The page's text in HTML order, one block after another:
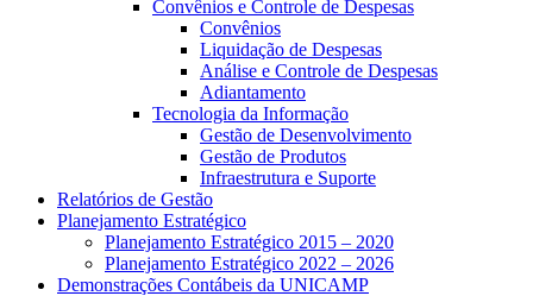
Convênios e Controle de Despesas
Convênios
Liquidação de Despesas
Análise e Controle de Despesas
Adiantamento
Tecnologia da Informação
Gestão de Desenvolvimento
Gestão de Produtos
Infraestrutura e Suporte
Relatórios de Gestão
Planejamento Estratégico
Planejamento Estratégico 2015 – 2020
Planejamento Estratégico 2022 – 2026
Demonstrações Contábeis da UNICAMP